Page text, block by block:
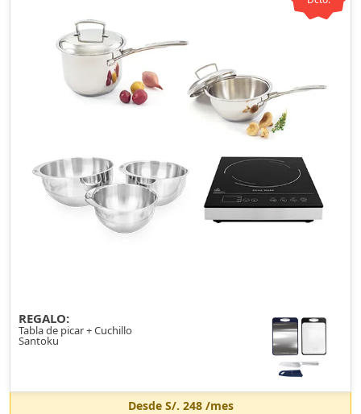
REGALO:
Tabla de picar + Cuchillo
Santoku
Desde S/. 248/mes